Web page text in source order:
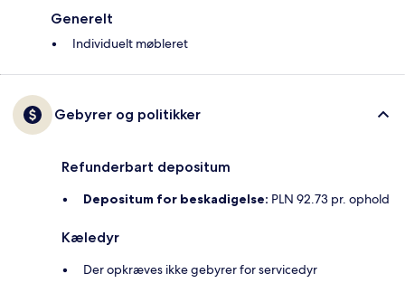
Generelt
Individuelt møbleret
Gebyrer og politikker
Refunderbart depositum
Depositum for beskadigelse: PLN 92.73 pr. ophold
Kæledyr
Der opkræves ikke gebyrer for servicedyr